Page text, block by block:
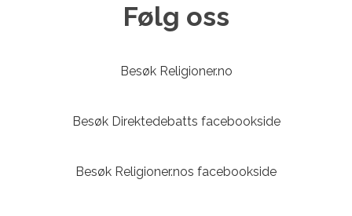
Følg oss
Besøk Religioner.no
Besøk Direktedebatts facebookside
Besøk Religioner.nos facebookside